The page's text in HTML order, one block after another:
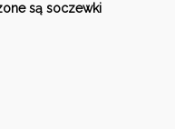
są soczewki